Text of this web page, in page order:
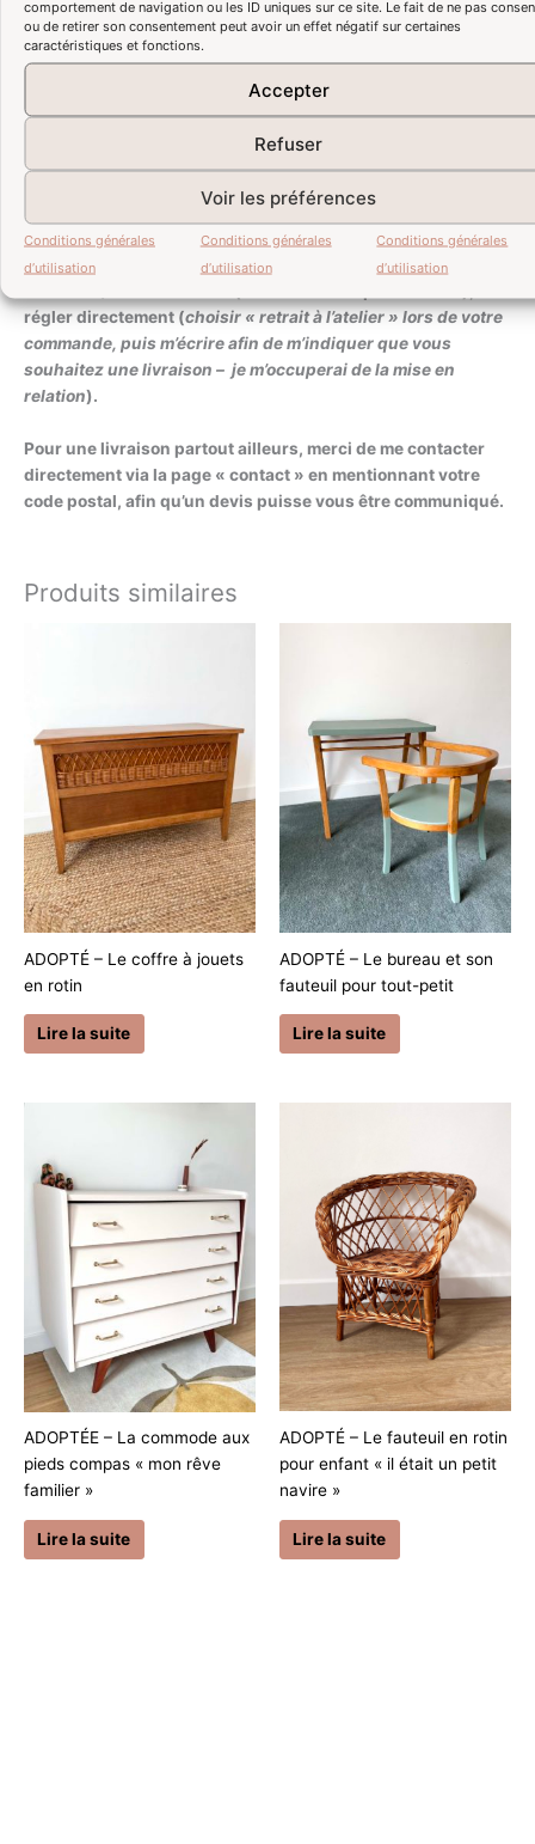
comportement de navigation ou les ID uniques sur ce site. Le fait de ne pas
ou de retirer son consentement peut avoir un effet négatif sur certaines
caractéristiques et fonctions.
Accepter
Refuser
Voir les préférences
Conditions générales
d’utilisation
Conditions générales
d’utilisation
Conditions générales
d’utilisation
Largeur 55,7 cm / profondeur 44,7 cm / hauteur 80 cm.
Pour plus de renseignements ou de photographies, n’hésitez
pas à me contacter via la page « contact ».
Le tarif de livraison expresse (au pied du véhicule) par notre
transporteur de confiance en Ile de France ou sur l’axe
régler directement (choisir « retrait à l’atelier » lors de votre
commande, puis m’écrire afin de m’indiquer que vous
souhaitez une livraison – je m’occuperai de la mise en
relation).
Pour une livraison partout ailleurs, merci de me contacter
directement via la page « contact » en mentionnant votre
code postal, afin qu’un devis puisse vous être communiqué.
Produits similaires
ADOPTÉ – Le coffre à jouets
en rotin
Lire la suite
ADOPTÉ – Le bureau et son
fauteuil pour tout-petit
Lire la suite
ADOPTÉE – La commode aux
pieds compas « mon rêve
familier »
Lire la suite
ADOPTÉ – Le fauteuil en rotin
pour enfant « il était un petit
navire »
Lire la suite